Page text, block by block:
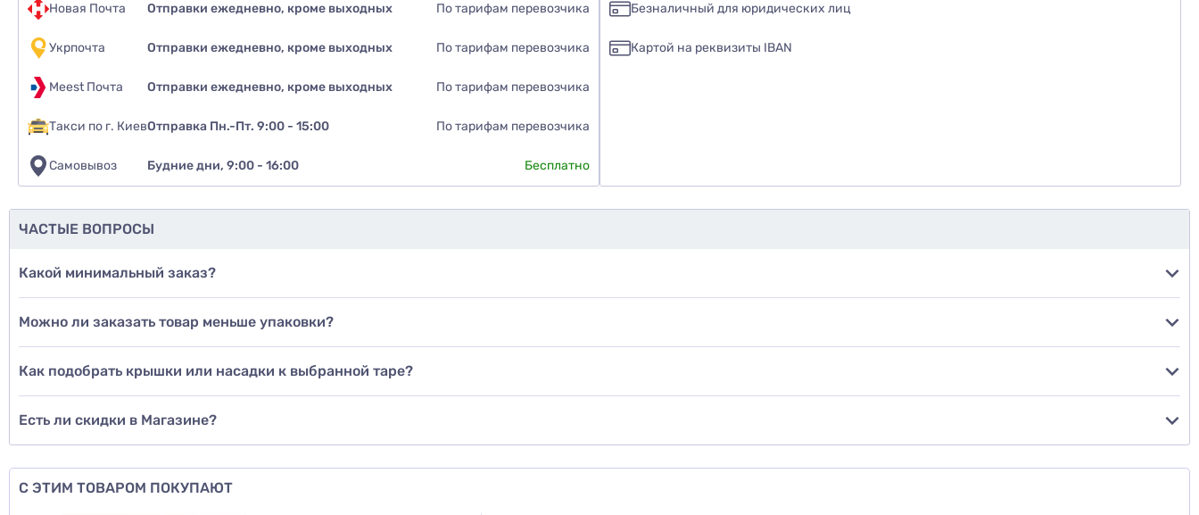
Новая Почта Отправки ежедневно, кроме выходных По тарифам перевозчика
Укрпочта Отправки ежедневно, кроме выходных По тарифам перевозчика
Meest Почта Отправки ежедневно, кроме выходных По тарифам перевозчика
Такси по г. КиевОтправка Пн.-Пт. 9:00 - 15:00 По тарифам перевозчика
Самовывоз Будние дни, 9:00 - 16:00 Бесплатно
Безналичный для юридических лиц
Картой на реквизиты IBAN
ЧАСТЫЕ ВОПРОСЫ
Какой минимальный заказ?
Можно ли заказать товар меньше упаковки?
Как подобрать крышки или насадки к выбранной таре?
Есть ли скидки в Магазине?
С ЭТИМ ТОВАРОМ ПОКУПАЮТ